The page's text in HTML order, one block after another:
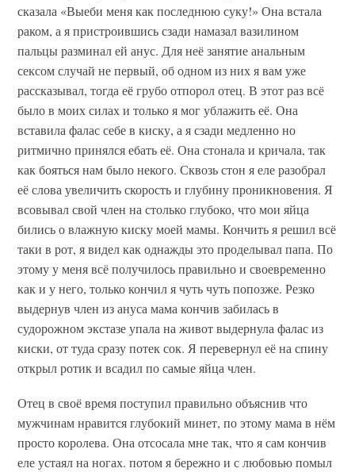
сказала «Выеби меня как последнюю суку!» Она встала
раком, а я пристроившись сзади намазал вазилином
пальцы разминал ей анус. Для неё занятие анальным
сексом случай не первый, об одном из них я вам уже
рассказывал, тогда её грубо отпорол отец. В этот раз всё
было в моих силах и только я мог ублажить её. Она
вставила фалас себе в киску, а я сзади медленно но
ритмично принялся ебать её. Она стонала и кричала, так
как бояться нам было некого. Сквозь стон я еле разобрал
её слова увеличить скорость и глубину проникновения. Я
всовывал свой член на столько глубоко, что мои яйца
бились о влажную киску моей мамы. Кончить я решил всё
таки в рот, я видел как однажды это проделывал папа. По
этому у меня всё получилось правильно и своевременно
как и у него, только кончил я чуть чуть попозже. Резко
выдернув член из ануса мама кончив забилась в
судорожном экстазе упала на живот выдернула фалас из
киски, от туда сразу потек сок. Я перевернул её на спину
открыл ротик и всадил по самые яйца член.
Отец в своё время поступил правильно объяснив что
мужчинам нравится глубокий минет, по этому мама в нём
просто королева. Она отсосала мне так, что я сам кончив
еле устаял на ногах. потом я бережно и с любовью помыл